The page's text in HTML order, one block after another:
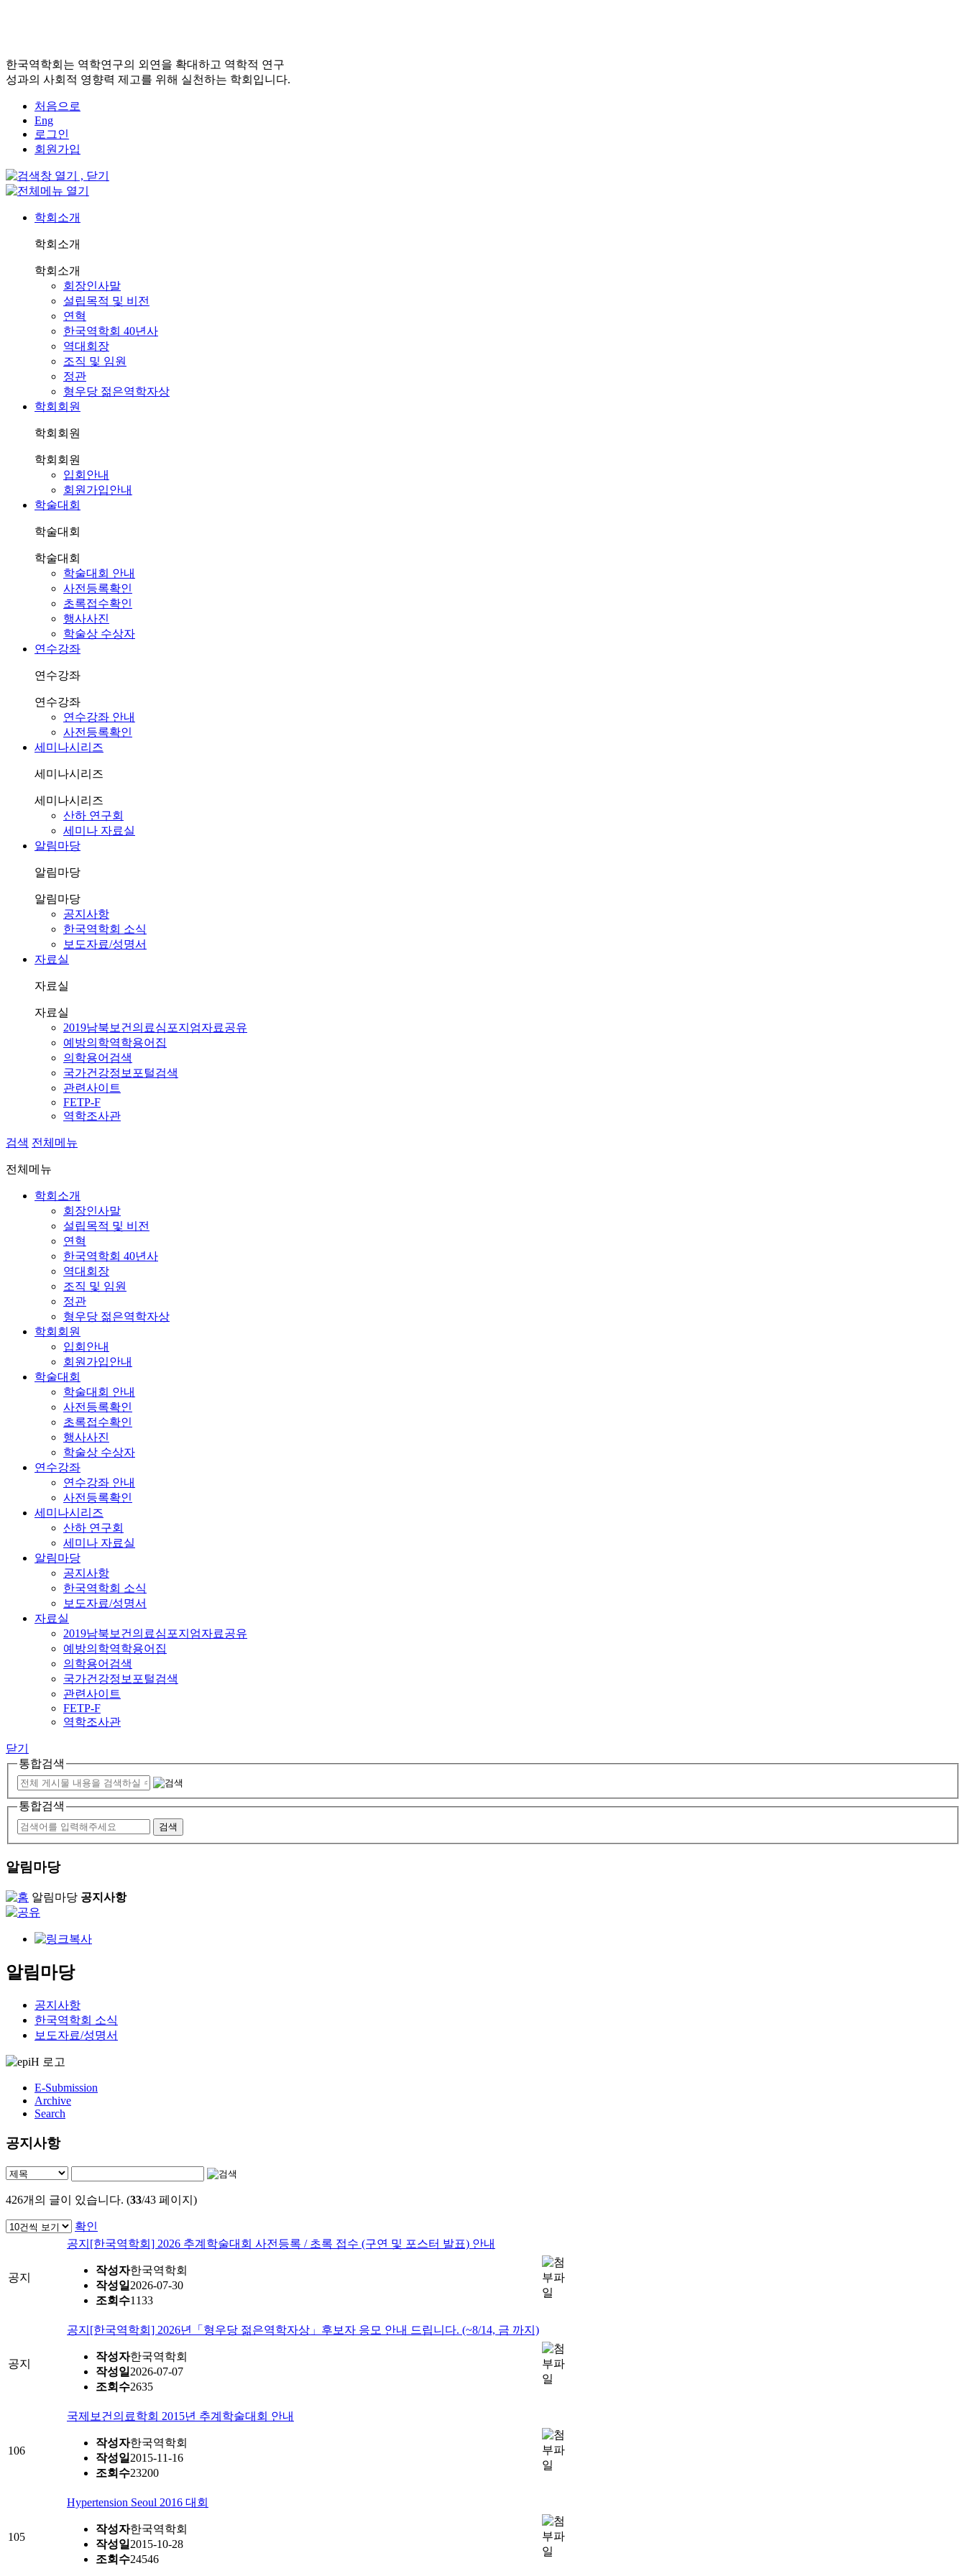
한국역학회는 역학연구의 외연을 확대하고 역학적 연구
성과의 사회적 영향력 제고를 위해 실천하는 학회입니다.
처음으로
Eng
로그인
회원가입
학회소개
학회소개
학회소개
회장인사말
설립목적 및 비전
연혁
한국역학회 40년사
역대회장
조직 및 임원
정관
형우당 젊은역학자상
학회회원
학회회원
학회회원
입회안내
회원가입안내
학술대회
학술대회
학술대회
학술대회 안내
사전등록확인
초록접수확인
행사사진
학술상 수상자
연수강좌
연수강좌
연수강좌
연수강좌 안내
사전등록확인
세미나시리즈
세미나시리즈
세미나시리즈
산하 연구회
세미나 자료실
알림마당
알림마당
알림마당
공지사항
한국역학회 소식
보도자료/성명서
자료실
자료실
자료실
2019남북보건의료심포지엄자료공유
예방의학역학용어집
의학용어검색
국가건강정보포털검색
관련사이트
FETP-F
역학조사관
검색 전체메뉴
전체메뉴
학회소개
회장인사말
설립목적 및 비전
연혁
한국역학회 40년사
역대회장
조직 및 임원
정관
형우당 젊은역학자상
학회회원
입회안내
회원가입안내
학술대회
학술대회 안내
사전등록확인
초록접수확인
행사사진
학술상 수상자
연수강좌
연수강좌 안내
사전등록확인
세미나시리즈
산하 연구회
세미나 자료실
알림마당
공지사항
한국역학회 소식
보도자료/성명서
자료실
2019남북보건의료심포지엄자료공유
예방의학역학용어집
의학용어검색
국가건강정보포털검색
관련사이트
FETP-F
역학조사관
닫기
통합검색
통합검색
알림마당
알림마당 공지사항
알림마당
공지사항
한국역학회 소식
보도자료/성명서
E-Submission
Archive
Search
공지사항
426개의 글이 있습니다. (33/43 페이지)
확인
공지
공지 [한국역학회] 2026 추계학술대회 사전등록 / 초록 접수 (구연 및 포스터 발표) 안내
작성자한국역학회
작성일 2026-07-30
조회수1133
공지
공지 [한국역학회] 2026년「형우당 젊은역학자상」후보자 응모 안내 드립니다. (~8/14, 금 까지)
작성자한국역학회
작성일 2026-07-07
조회수2635
106
국제보건의료학회 2015년 추계학술대회 안내
작성자한국역학회
작성일 2015-11-16
조회수23200
105
Hypertension Seoul 2016 대회
작성자한국역학회
작성일 2015-10-28
조회수24546